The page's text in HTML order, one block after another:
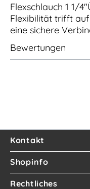
Flexschlauch 1 1/
Flexibilität trifft
eine sichere
Bewertungen
Kontakt
Shopinfo
Rechtliches